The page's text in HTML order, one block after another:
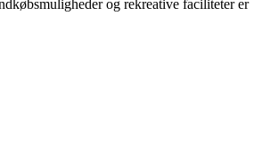
og rekreative faciliteter er